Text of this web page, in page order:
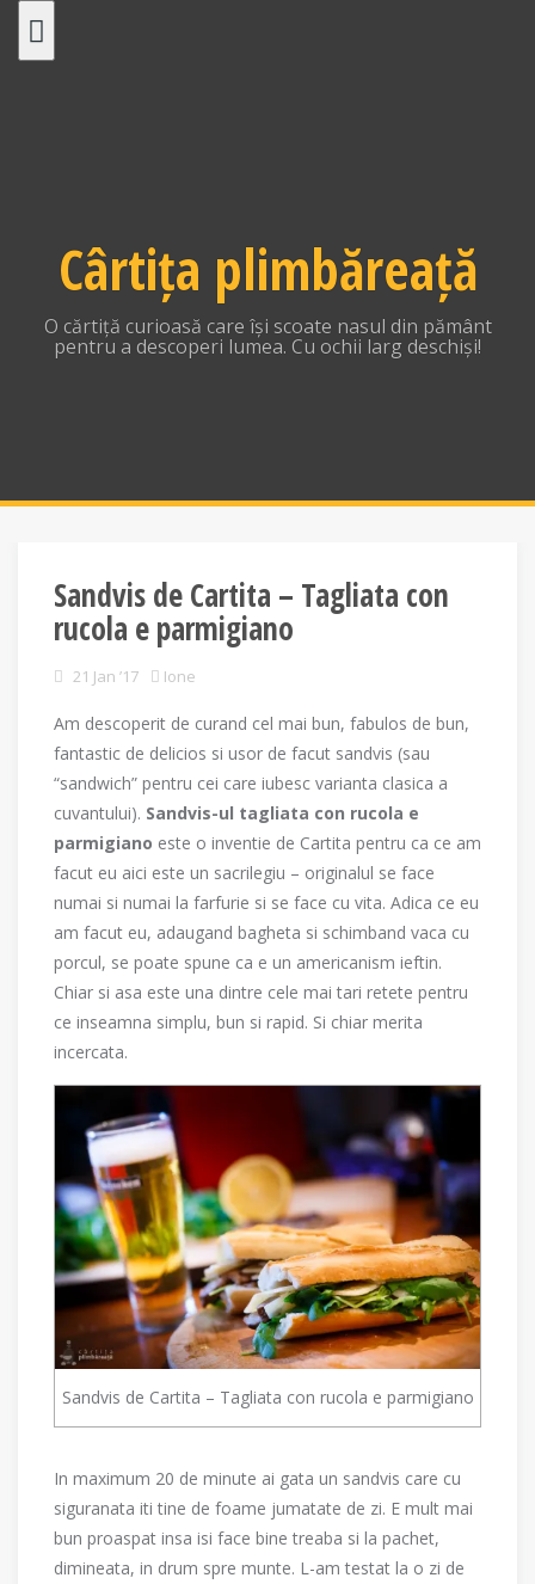
Cârtița plimbăreață
O cărtiță curioasă care își scoate nasul din pământ
pentru a descoperi lumea. Cu ochii larg deschiși!
Sandvis de Cartita – Tagliata con
rucola e parmigiano
21 Jan ’17 Ione
Am descoperit de curand cel mai bun, fabulos de bun,
fantastic de delicios si usor de facut sandvis (sau
“sandwich” pentru cei care iubesc varianta clasica a
cuvantului). Sandvis-ul tagliata con rucola e
parmigiano este o inventie de Cartita pentru ca ce am
facut eu aici este un sacrilegiu – originalul se face
numai si numai la farfurie si se face cu vita. Adica ce eu
am facut eu, adaugand bagheta si schimband vaca cu
porcul, se poate spune ca e un americanism ieftin.
Chiar si asa este una dintre cele mai tari retete pentru
ce inseamna simplu, bun si rapid. Si chiar merita
incercata.
Sandvis de Cartita – Tagliata con rucola e parmigiano
In maximum 20 de minute ai gata un sandvis care cu
siguranata iti tine de foame jumatate de zi. E mult mai
bun proaspat insa isi face bine treaba si la pachet,
dimineata, in drum spre munte. L-am testat la o zi de